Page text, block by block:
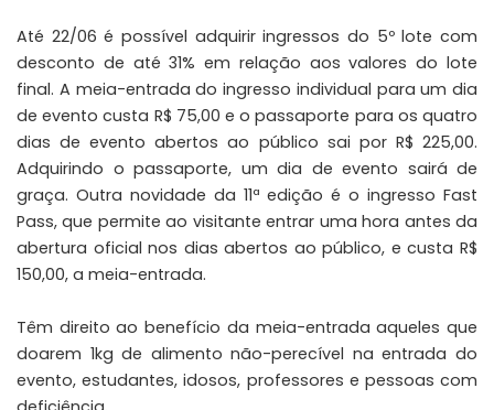
Até 22/06 é possível adquirir ingressos do 5º lote com
desconto de até 31% em relação aos valores do lote
final. A meia-entrada do ingresso individual para um dia
de evento custa R$ 75,00 e o passaporte para os quatro
dias de evento abertos ao público sai por R$ 225,00.
Adquirindo o passaporte, um dia de evento sairá de
graça. Outra novidade da 11ª edição é o ingresso Fast
Pass, que permite ao visitante entrar uma hora antes da
abertura oficial nos dias abertos ao público, e custa R$
150,00, a meia-entrada.
Têm direito ao benefício da meia-entrada aqueles que
doarem 1kg de alimento não-perecível na entrada do
evento, estudantes, idosos, professores e pessoas com